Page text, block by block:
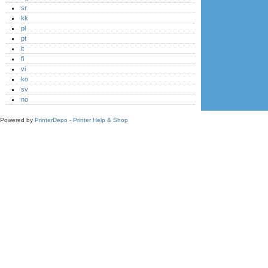
sr
kk
pl
pt
lt
fi
vi
ko
sv
no
Powered by PrinterDepo - Printer Help & Shop